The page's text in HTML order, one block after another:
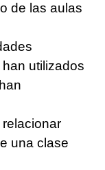
de las aulas
utilizados
una clase